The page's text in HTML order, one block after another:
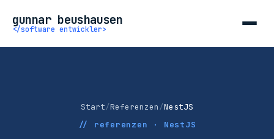
gunnar beushausen
</software entwickler>
Start/Referenzen/NestJS
// referenzen · NestJS